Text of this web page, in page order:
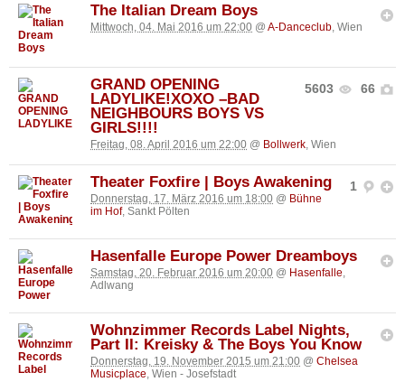
The Italian Dream Boys
Mittwoch, 04. Mai 2016 um 22:00 @ A-Danceclub, Wien
5603 66
GRAND OPENING
LADYLIKE!XOXO –BAD
NEIGHBOURS BOYS VS
GIRLS!!!!
Freitag, 08. April 2016 um 22:00 @ Bollwerk, Wien
1
Theater Foxfire | Boys Awakening
Donnerstag, 17. März 2016 um 18:00 @ Bühne
im Hof, Sankt Pölten
Hasenfalle Europe Power Dreamboys
Samstag, 20. Februar 2016 um 20:00 @ Hasenfalle,
Adlwang
Wohnzimmer Records Label Nights,
Part II: Kreisky & The Boys You Know
Donnerstag, 19. November 2015 um 21:00 @ Chelsea
Musicplace, Wien - Josefstadt